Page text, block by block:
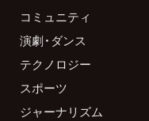
コミュニティ
演劇・ダンス
テクノロジー
スポーツ
ジャーナリズム